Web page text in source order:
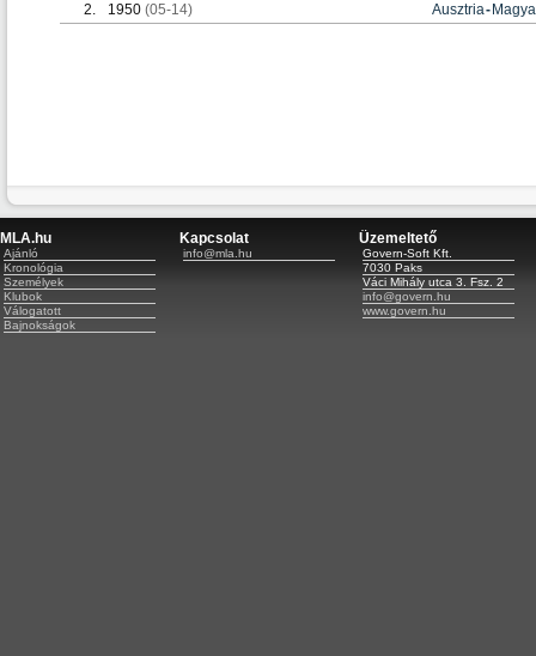
2.
1950 (05-14) Ausztria-
MLA.hu
Ajánló
Kronológia
Személyek
Klubok
Válogatott
Bajnokságok
Kapcsolat
info@mla.hu
Üzemeltető
Govern-Soft Kft.
7030 Paks
Váci Mihály utca 3. Fsz. 2
info@govern.hu
www.govern.hu